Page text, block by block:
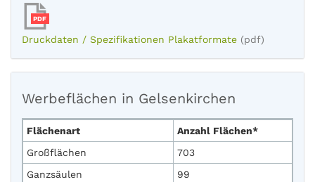
PDF
Druckdaten / Spezifikationen Plakatformate (pdf)
Werbeflächen in Gelsenkirchen
Flächenart
Anzahl Flächen*
Großflächen
703
Ganzsäulen
99